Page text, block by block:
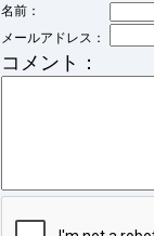
名前：
メールアドレス：
コメント：